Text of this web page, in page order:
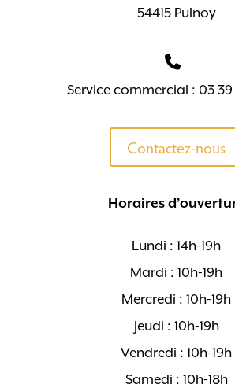
54415 Pulnoy
Service commercial : 03 39
Contactez-nous
Horaires
Lundi : 14h-19h
Mardi : 10h-19h
Mercredi : 10h-19h
Jeudi : 10h-19h
Vendredi : 10h-19h
Samedi : 10h-18h